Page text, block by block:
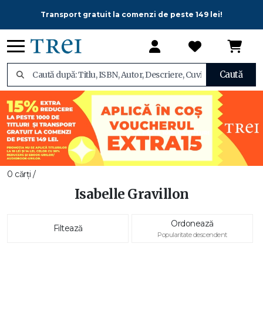
Transport gratuit la comenzi de peste 149 lei!
Caută
0 cărți /
Isabelle Gravillon
Filtează Ordonează
Popularitate descendent